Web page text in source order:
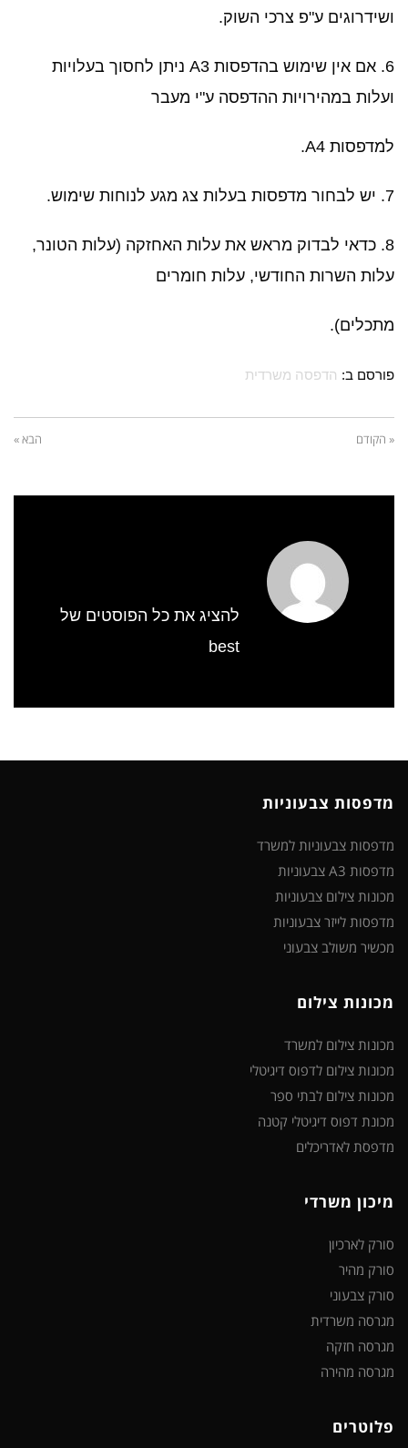
ושידרוגים ע"פ צרכי השוק.
6. אם אין שימוש בהדפסות A3 ניתן לחסוך בעלויות
ועלות במהירויות ההדפסה ע"י מעבר
למדפסות A4.
7. יש לבחור מדפסות בעלות צג מגע לנוחות שימוש.
8. כדאי לבדוק מראש את עלות האחזקה (עלות הטונר,
עלות השרות החודשי, עלות חומרים
מתכלים).
פורסם ב: הדפסה משרדית
« הקודם הבא »
להציג את כל הפוסטים של
best
מדפסות צבעוניות
מדפסות צבעוניות למשרד
מדפסות A3 צבעוניות
מכונות צילום צבעוניות
מדפסות לייזר צבעוניות
מכשיר משולב צבעוני
מכונות צילום
מכונות צילום למשרד
מכונות צילום לדפוס דיגיטלי
מכונות צילום לבתי ספר
מכונת דפוס דיגיטלי קטנה
מדפסת לאדריכלים
מיכון משרדי
סורק לארכיון
סורק מהיר
סורק צבעוני
מגרסה משרדית
מגרסה חזקה
מגרסה מהירה
פלוטרים